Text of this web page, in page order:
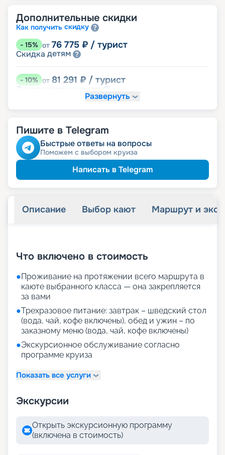
Дополнительные скидки
Как получить скидку
- 15% от 76 775 ₽ / турист
Скидка детям
-10% от 81 291 ₽ / турист
Скидка
Скидка на юбилей свадьбы, кратный 5-ти
-5% от 85 807 ₽/ турист
Скидкапенсионерам
Развернуть
Пишите в Telegram
Быстрые ответы на вопросы
Поможем с выбором круиза
Написать в Telegram
Описание Выбор кают Маршрут и
Что включено в стоимость
●Проживание на протяжении всего маршрута в
каюте выбранного класса — она закрепляется
за вами
●Трехразовое питание: завтрак – шведский стол
(вода, чай, кофе включены), обед и ужин – по
заказному меню (вода, чай, кофе включены)
●Экскурсионное обслуживание согласно
программе круиза
Показать все услуги
Экскурсии
Открыть экскурсионную программу
(включена в стоимость)